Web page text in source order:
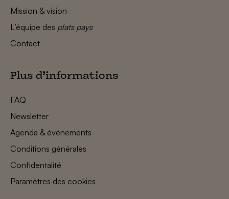
Mission & vision
L’équipe des plats pays
Contact
Plus d’informations
FAQ
Newsletter
Agenda & événements
Conditions générales
Confidentalité
Paramètres des cookies